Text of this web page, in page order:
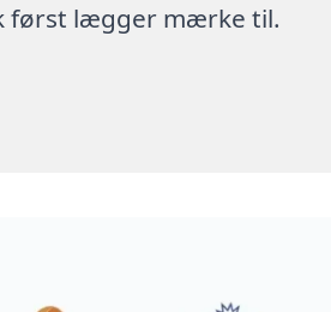
først lægger mærke til.